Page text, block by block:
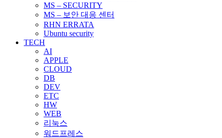
MS – SECURITY
MS – 보안 대응 센터
RHN ERRATA
Ubuntu security
TECH
AI
APPLE
CLOUD
DB
DEV
ETC
HW
WEB
리눅스
워드프레스